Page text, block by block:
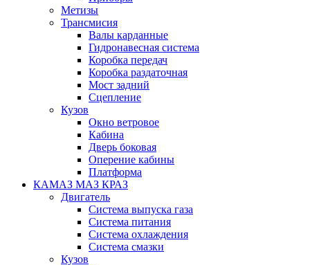
Метизы
Трансмисия
Валы карданные
Гидронавесная система
Коробка передач
Коробка раздаточная
Мост задний
Сцепление
Кузов
Окно ветровое
Кабина
Дверь боковая
Оперение кабины
Платформа
КАМАЗ МАЗ КРАЗ
Двигатель
Система выпуска газа
Система питания
Система охлаждения
Система смазки
Кузов